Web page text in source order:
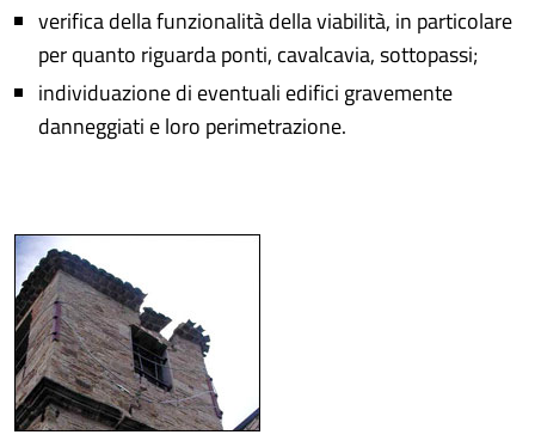
verifica della funzionalità della viabilità, in particolare
per quanto riguarda ponti, cavalcavia, sottopassi;
individuazione di eventuali edifici gravemente
danneggiati e loro perimetrazione.